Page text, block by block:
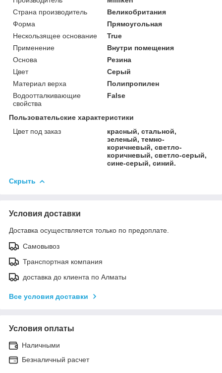
Страна производитель
Великобритания
Форма
Прямоугольная
Нескользящее основание
True
Применение
Внутри помещения
Основа
Резина
Цвет
Серый
Материал верха
Полипропилен
Водоотталкивающие
свойства
False
Пользовательские характеристики
Цвет под заказ
красный, стальной,
зеленый, темно-
коричневый, светло-
коричневый, светло-серый,
сине-серый, синий.
Скрыть
Условия доставки
Доставка осуществляется только по предоплате.
Самовывоз
Транспортная компания
доставка до клиента по Алматы
Все условия доставки
Условия оплаты
Наличными
Безналичный расчет